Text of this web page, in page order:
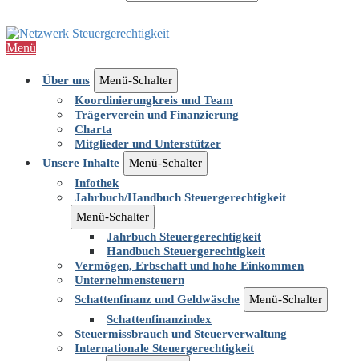
Menü
Über uns
Menü-Schalter
Koordinierungkreis und Team
Trägerverein und Finanzierung
Charta
Mitglieder und Unterstützer
Unsere Inhalte
Menü-Schalter
Infothek
Jahrbuch/Handbuch Steuergerechtigkeit
Menü-Schalter
Jahrbuch Steuergerechtigkeit
Handbuch Steuergerechtigkeit
Vermögen, Erbschaft und hohe Einkommen
Unternehmensteuern
Schattenfinanz und Geldwäsche
Menü-Schalter
Schattenfinanzindex
Steuermissbrauch und Steuerverwaltung
Internationale Steuergerechtigkeit